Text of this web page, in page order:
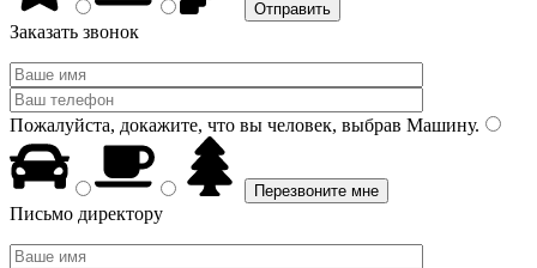
Заказать звонок
Пожалуйста, докажите, что вы человек, выбрав Машину.
Письмо директору